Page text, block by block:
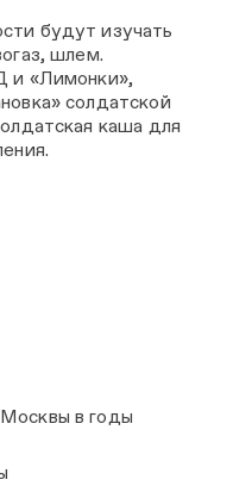
будут изучать
шлем.
и «Лимонки»,
солдатской
каша для
в годы